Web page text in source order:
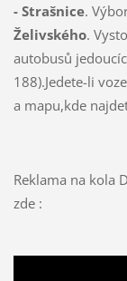
- Strašnice.
Želivského.
autobusů
188).Jedete-li
a mapu,kde
Reklama na kola
zde :